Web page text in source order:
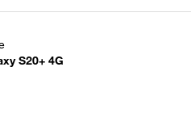
S20+ 4G
Galaxy S20+ 4G ou
sélectionné